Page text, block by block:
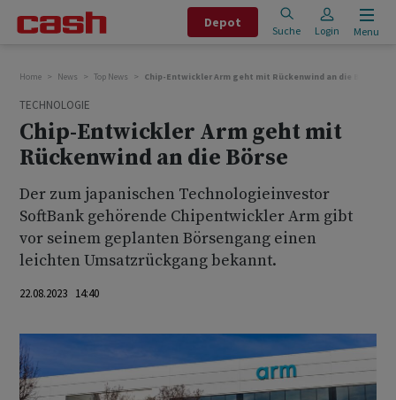
Depot
Suche Login Menu
Home News Top News Chip-Entwickler Arm geht mit Rückenwind an die Börse
TECHNOLOGIE
Chip-Entwickler Arm geht mit
Rückenwind an die Börse
Der zum japanischen Technologieinvestor
SoftBank gehörende Chipentwickler Arm gibt
vor seinem geplanten Börsengang einen
leichten Umsatzrückgang bekannt.
22.08.2023 14:40